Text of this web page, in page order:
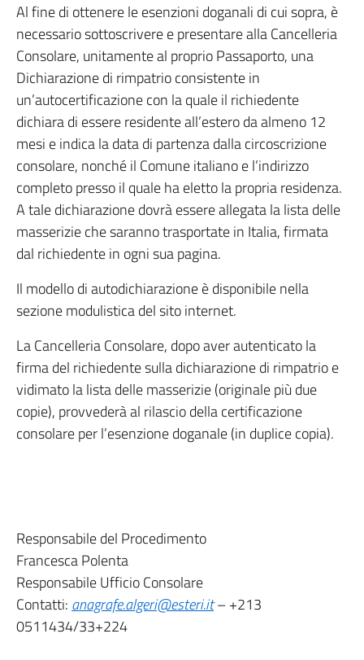
Al fine di ottenere le esenzioni doganali di cui sopra, è
necessario sottoscrivere e presentare alla Cancelleria
Consolare, unitamente al proprio Passaporto, una
Dichiarazione di rimpatrio consistente in
un’autocertificazione con la quale il richiedente
dichiara di essere residente all’estero da almeno 12
mesi e indica la data di partenza dalla circoscrizione
consolare, nonché il Comune italiano e l’indirizzo
completo presso il quale ha eletto la propria residenza.
A tale dichiarazione dovrà essere allegata la lista delle
masserizie che saranno trasportate in Italia, firmata
dal richiedente in ogni sua pagina.
Il modello di autodichiarazione è disponibile nella
sezione modulistica del sito internet.
La Cancelleria Consolare, dopo aver autenticato la
firma del richiedente sulla dichiarazione di rimpatrio e
vidimato la lista delle masserizie (originale più due
copie), provvederà al rilascio della certificazione
consolare per l’esenzione doganale (in duplice copia).
Responsabile del Procedimento
Francesca Polenta
Responsabile Ufficio Consolare
Contatti: anagrafe.algeri@esteri.it– +213
0511434/33+224